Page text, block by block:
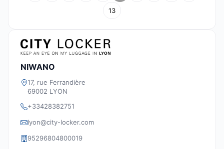
13
NIWANO
17, rue Ferrandière
69002 LYON
+33428382751
lyon@city-locker.com
95296804800019